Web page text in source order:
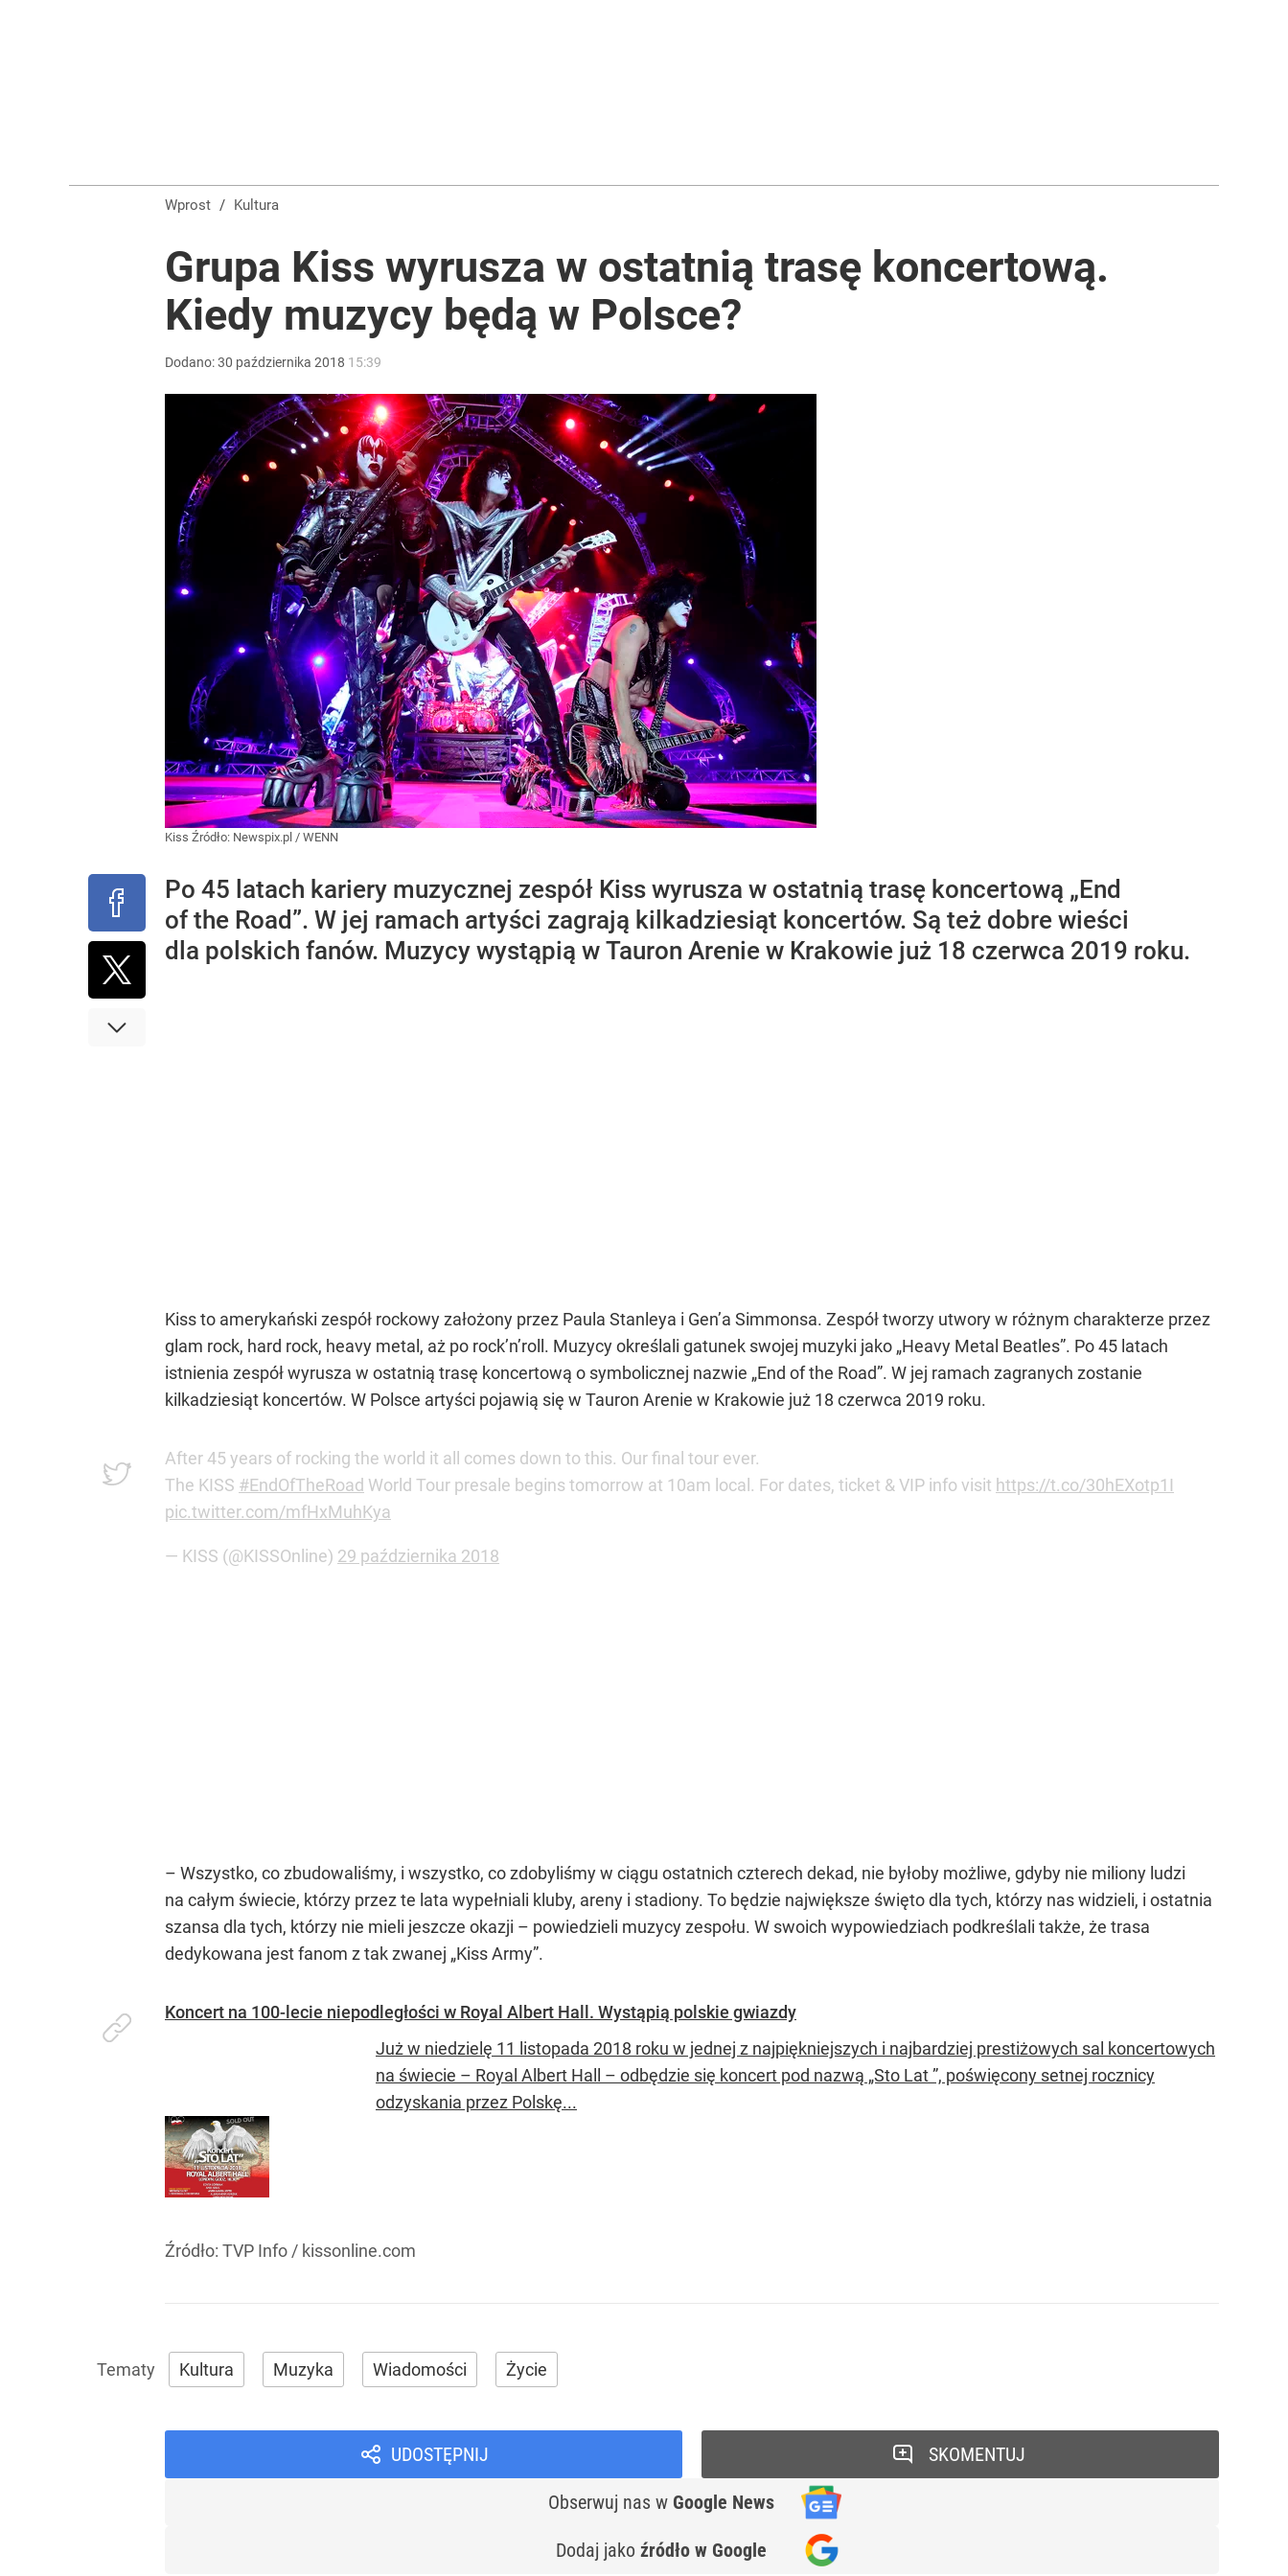
dodaj
Farmacja: wzrost pod presją. co czeka branżę do 2030 roku?
Wprost / Kultura
Grupa Kiss wyrusza w ostatnią trasę koncertową.
Kiedy muzycy będą w Polsce?
Dodano:30 października 2018 15:39
Kiss Źródło: Newspix.pl / WENN
Po 45 latach kariery muzycznej zespół Kiss wyrusza w ostatnią trasę koncertową „End
of the Road”. W jej ramach artyści zagrają kilkadziesiąt koncertów. Są też dobre wieści
dla polskich fanów. Muzycy wystąpią w Tauron Arenie w Krakowie już 18 czerwca 2019 roku.
Kiss to amerykański zespół rockowy założony przez Paula Stanleya i Gen’a Simmonsa. Zespół tworzy utwory w różnym charakterze przez
glam rock, hard rock, heavy metal, aż po rock’n’roll. Muzycy określali gatunek swojej muzyki jako „Heavy Metal Beatles”. Po 45 latach
istnienia zespół wyrusza w ostatnią trasę koncertową o symbolicznej nazwie „End of the Road”. W jej ramach zagranych zostanie
kilkadziesiąt koncertów. W Polsce artyści pojawią się w Tauron Arenie w Krakowie już 18 czerwca 2019 roku.
After 45 years of rocking the world it all comes down to this. Our final tour ever.
The KISS #EndOfTheRoad World Tour presale begins tomorrow at 10am local. For dates, ticket & VIP info visit https://t.co/30hEXotp1I
pic.twitter.com/mfHxMuhKya
— KISS (@KISSOnline) 29 października 2018
– Wszystko, co zbudowaliśmy, i wszystko, co zdobyliśmy w ciągu ostatnich czterech dekad, nie byłoby możliwe, gdyby nie miliony ludzi
na całym świecie, którzy przez te lata wypełniali kluby, areny i stadiony. To będzie największe święto dla tych, którzy nas widzieli, i ostatnia
szansa dla tych, którzy nie mieli jeszcze okazji – powiedzieli muzycy zespołu. W swoich wypowiedziach podkreślali także, że trasa
dedykowana jest fanom z tak zwanej „Kiss Army”.
Koncert na 100-lecie niepodległości w Royal Albert Hall. Wystąpią polskie gwiazdy
Już w niedzielę 11 listopada 2018 roku w jednej z najpiękniejszych i najbardziej prestiżowych sal koncertowych
na świecie – Royal Albert Hall – odbędzie się koncert pod nazwą „Sto Lat ”, poświęcony setnej rocznicy
odzyskania przez Polskę...
Źródło: TVP Info / kissonline.com
Kultura Muzyka Wiadomości Życie
UDOSTĘPNIJ
Obserwuj nas w Google News
Dodaj jako źródło w Google
SKOMENTUJ